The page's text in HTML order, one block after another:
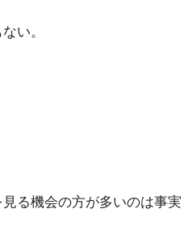
い。
る機会の方が多いのは事実